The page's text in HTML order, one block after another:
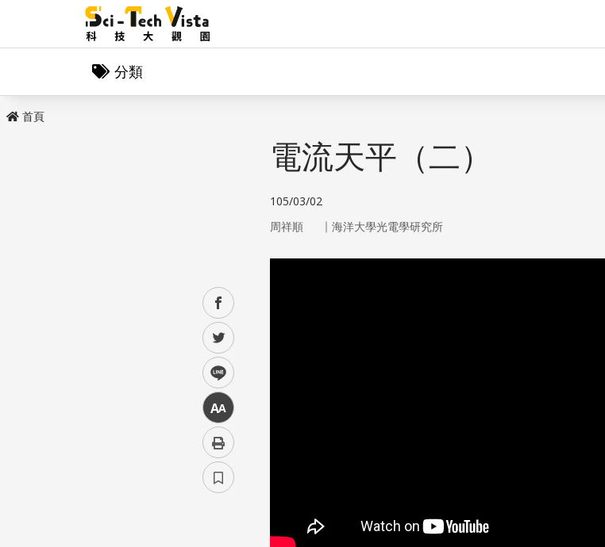
分類
首頁
facebook
twitter
line
中
電流天平（二）
105/03/02
周祥順 ｜ 海洋大學光電學研究所